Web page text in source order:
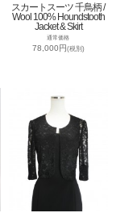
スカートスーツ 千鳥柄 /
Wool 100% Houndstooth
Jacket & Skirt
通常価格
78,000円(税別)